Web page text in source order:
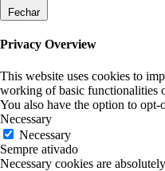
Fechar
Privacy Overview
This website uses cookies to
working of basic functionalities
You also have the option to
Necessary
Necessary
Sempre ativado
Necessary cookies are